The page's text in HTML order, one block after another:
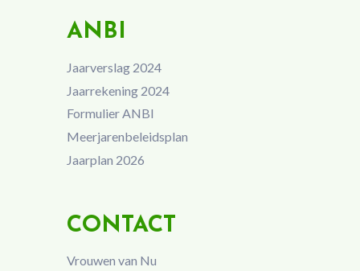
ANBI
Jaarverslag 2024
Jaarrekening 2024
Formulier ANBI
Meerjarenbeleidsplan
Jaarplan 2026
CONTACT
Vrouwen van Nu